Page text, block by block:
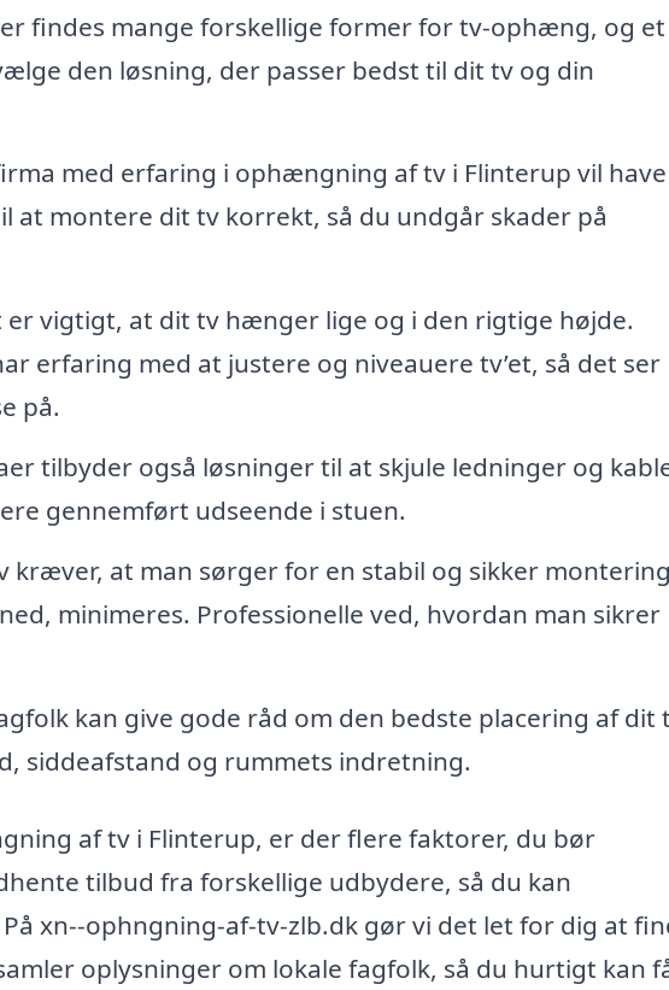
findes mange forskellige former for tv-ophæng, og et
den løsning, der passer bedst til dit tv og din
med erfaring i ophængning af tv i Flinterup vil
montere dit tv korrekt, så du undgår skader på
er vigtigt, at dit tv hænger lige og i den rigtige højde.
erfaring med at justere og niveauere tv’et, så det ser
på.
tilbyder også løsninger til at skjule ledninger og
gennemført udseende i stuen.
kræver, at man sørger for en stabil og sikker
minimeres. Professionelle ved, hvordan man sikrer
kan give gode råd om den bedste placering af dit
siddeafstand og rummets indretning.
af tv i Flinterup, er der flere faktorer, du bør
tilbud fra forskellige udbydere, så du kan
xn--ophngning-af-tv-zlb.dk gør vi det let for dig at
oplysninger om lokale fagfolk, så du hurtigt kan